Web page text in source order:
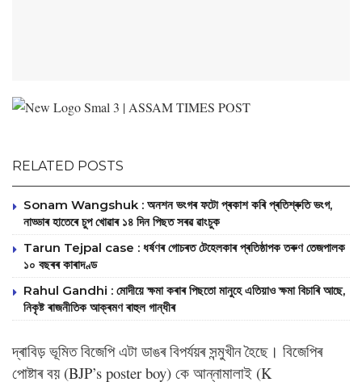
RELATED POSTS
Sonam Wangshuk : অনশন ভংগৰ ফটো প্ৰকাশ কৰি প্ৰতিশ্ৰুতি ভংগ,
নাড্ডাৰ হাতেৰে চুপ খোৱাৰ ১৪ দিন পিছত সৰৱ ৱাংচুক
Tarun Tejpal case : ধৰ্ষণৰ গোচৰত টেহেলকাৰ প্ৰতিষ্ঠাপক তৰুণ তেজপালক
১০ বছৰৰ কাৰাদণ্ড
Rahul Gandhi : মোদীয়ে ক্ষমা কৰাৰ পিছতো মানুহে এতিয়াও ক্ষমা বিচাৰি আছে,
নিকৃষ্ট ৰাজনীতিক আক্ৰমণ ৰাহুল গান্ধীৰ
‎দ্ৰাবিড় ভূমিত বিজেপি এটা ডাঙৰ বিপৰ্যয়ৰ সন্মুখীন হৈছে। বিজেপিৰ
পোষ্টাৰ বয় (BJP’s poster boy) কে আন্নামালাই (K